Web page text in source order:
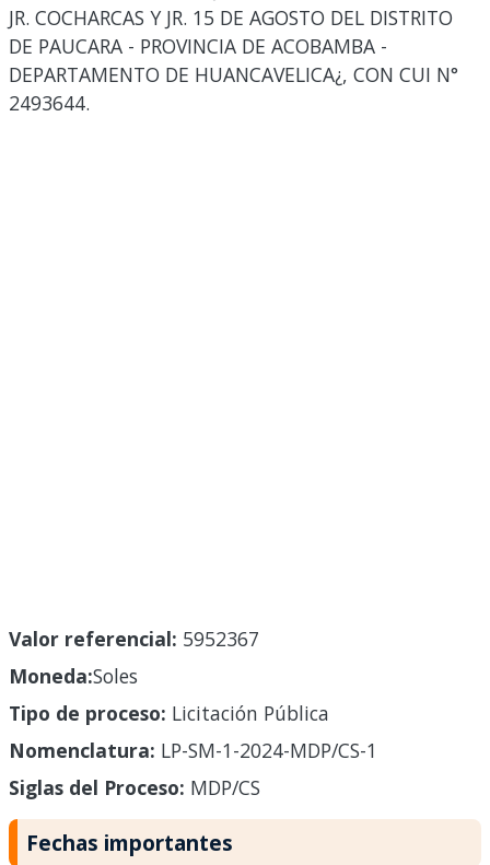
JR. COCHARCAS Y JR. 15 DE AGOSTO DEL DISTRITO
DE PAUCARA - PROVINCIA DE ACOBAMBA -
DEPARTAMENTO DE HUANCAVELICA¿, CON CUI N°
2493644.
Valor referencial: 5952367
Moneda:Soles
Tipo de proceso: Licitación Pública
Nomenclatura: LP-SM-1-2024-MDP/CS-1
Siglas del Proceso: MDP/CS
Fechas importantes